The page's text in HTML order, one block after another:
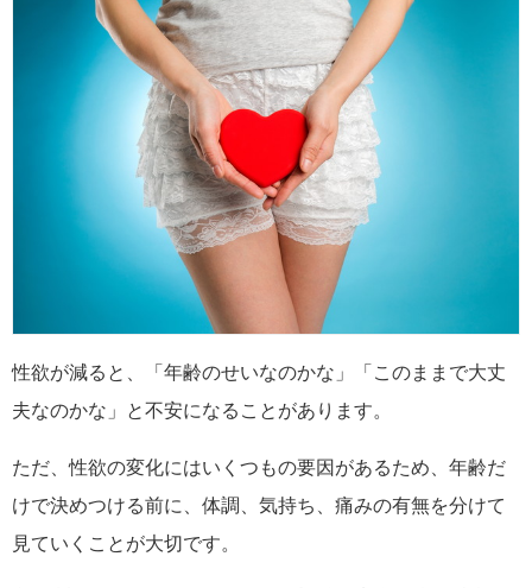
性欲が減ると、「年齢のせいなのかな」「このままで大丈
夫なのかな」と不安になることがあります。
ただ、性欲の変化にはいくつもの要因があるため、年齢だ
けで決めつける前に、体調、気持ち、痛みの有無を分けて
見ていくことが大切です。